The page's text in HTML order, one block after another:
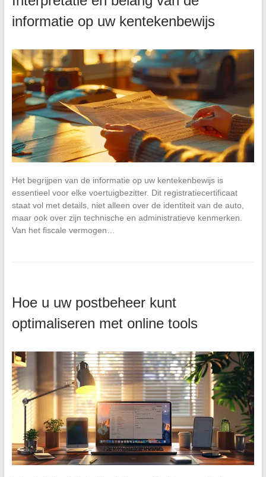
informatie op uw kentekenbewijs
Het begrijpen van de informatie op uw kentekenbewijs is
essentieel voor elke voertuigbezitter. Dit registratiecertificaat
staat vol met details, niet alleen over de identiteit van de auto,
maar ook over zijn technische en administratieve kenmerken.
Van het fiscale vermogen…
Hoe u uw postbeheer kunt
optimaliseren met online tools